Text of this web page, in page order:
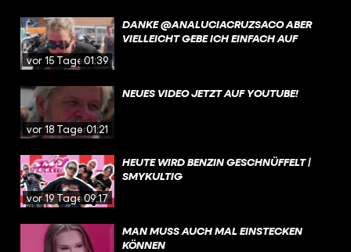
vor 15 Tagen01:39
DANKE @ANALUCIACRUZSACO ABER
VIELLEICHT GEBE ICH EINFACH AUF
vor 18 Tagen01:21
NEUES VIDEO JETZT AUF YOUTUBE!
vor 19 Tagen09:17
HEUTE WIRD BENZIN GESCHNÜFFELT |
SMYKULTIG
MAN MUSS AUCH MAL EINSTECKEN
KÖNNEN